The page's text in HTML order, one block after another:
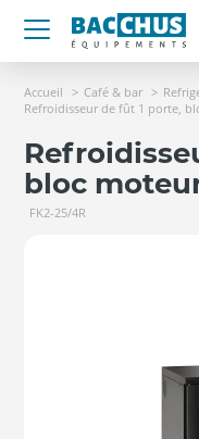
Accueil Café & bar
Refroidisseur de fût 1 porte,
bloc
FK2-25/4R